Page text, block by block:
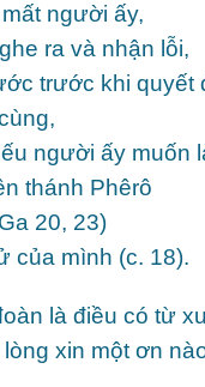
người ấy,
ra và nhận lỗi,
trước khi quyết
người ấy muốn
thánh Phêrô
20, 23)
của mình (c. 18).
là điều có từ
xin một ơn